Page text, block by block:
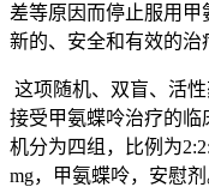
差等原因而停止服用甲
新的、安全和有效的治
这项随机、双盲、活
接受甲氨蝶呤治疗的临
机分为四组，比例为
mg，甲氨蝶呤，安慰